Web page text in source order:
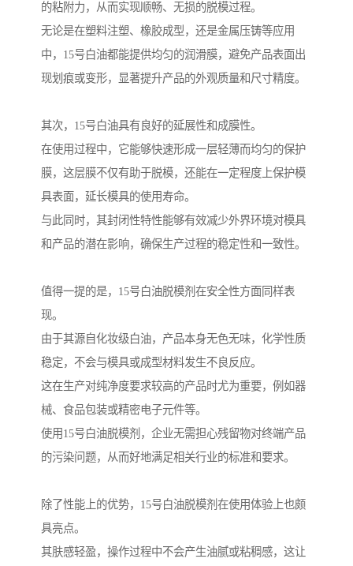
的粘附力，从而实现顺畅、无损的脱模过程。
无论是在塑料注塑、橡胶成型，还是金属压铸等应用
中，15号白油都能提供均匀的润滑膜，避免产品表面出
现划痕或变形，显著提升产品的外观质量和尺寸精度。
其次，15号白油具有良好的延展性和成膜性。
在使用过程中，它能够快速形成一层轻薄而均匀的保护
膜，这层膜不仅有助于脱模，还能在一定程度上保护模
具表面，延长模具的使用寿命。
与此同时，其封闭性特性能够有效减少外界环境对模具
和产品的潜在影响，确保生产过程的稳定性和一致性。
值得一提的是，15号白油脱模剂在安全性方面同样表
现。
由于其源自化妆级白油，产品本身无色无味，化学性质
稳定，不会与模具或成型材料发生不良反应。
这在生产对纯净度要求较高的产品时尤为重要，例如器
械、食品包装或精密电子元件等。
使用15号白油脱模剂，企业无需担心残留物对终端产品
的污染问题，从而好地满足相关行业的标准和要求。
除了性能上的优势，15号白油脱模剂在使用体验上也颇
具亮点。
其肤感轻盈，操作过程中不会产生油腻或粘稠感，这让